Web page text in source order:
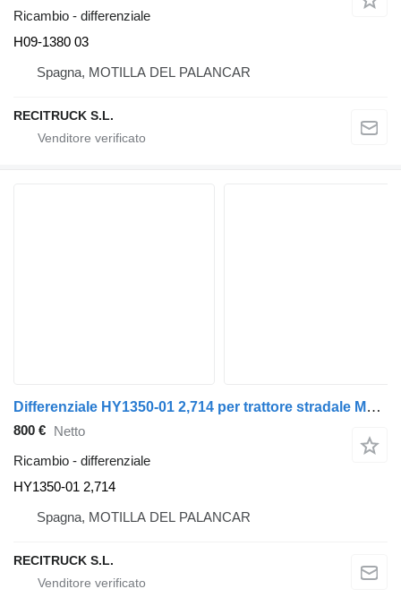
Ricambio - differenziale
H09-1380 03
Spagna, MOTILLA DEL PALANCAR
RECITRUCK S.L.
Differenziale HY1350-01 2,714 per trattore stradale MAN TGA
800 € Netto
Ricambio - differenziale
HY1350-01 2,714
Spagna, MOTILLA DEL PALANCAR
RECITRUCK S.L.